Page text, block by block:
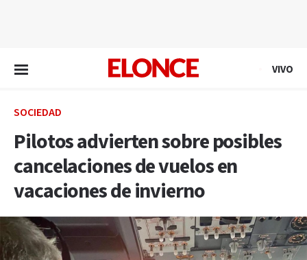
VIVO
SOCIEDAD
Pilotos advierten sobre posibles
cancelaciones de vuelos en
vacaciones de invierno